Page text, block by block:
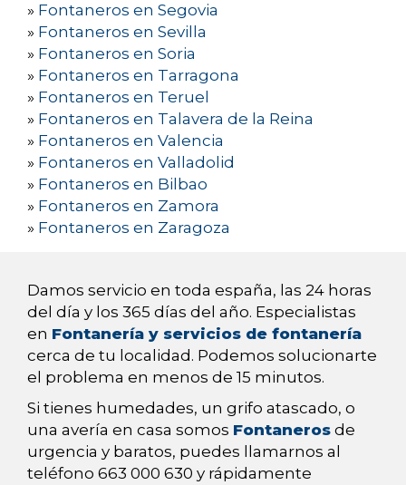
» Fontaneros en Segovia
» Fontaneros en Sevilla
» Fontaneros en Soria
» Fontaneros en Tarragona
» Fontaneros en Teruel
» Fontaneros en Talavera de la Reina
» Fontaneros en Valencia
» Fontaneros en Valladolid
» Fontaneros en Bilbao
» Fontaneros en Zamora
» Fontaneros en Zaragoza
Damos servicio en toda españa, las 24 horas
del día y los 365 días del año. Especialistas
en Fontanería y servicios de fontanería
cerca de tu localidad. Podemos solucionarte
el problema en menos de 15 minutos.
Si tienes humedades, un grifo atascado, o
una avería en casa somos Fontaneros de
urgencia y baratos, puedes llamarnos al
teléfono 663 000 630 y rápidamente